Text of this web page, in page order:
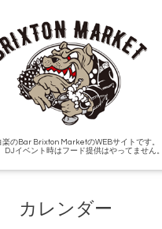
楽のBar Brixton MarketのWEBサイトです。
DJイベント時はフード提供はやってません。
カレンダー